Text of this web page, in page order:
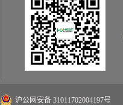
沪公网安备 31011702004197号